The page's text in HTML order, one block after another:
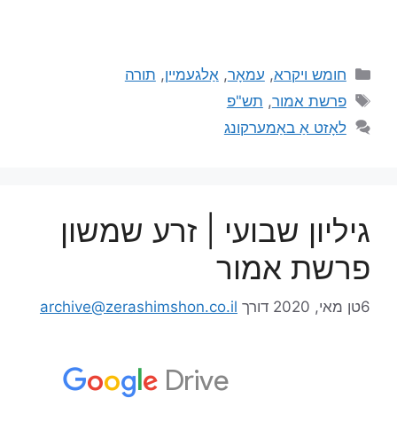
חומש ויקרא, עמאָר, אַלגעמיין, תורה
פרשת אמור, תש"פ
לאָזט אַ באַמערקונג
גיליון שבועי | זרע שמשון
פרשת אמור
6טן מאי, 2020 דורך archive@zerashimshon.co.il